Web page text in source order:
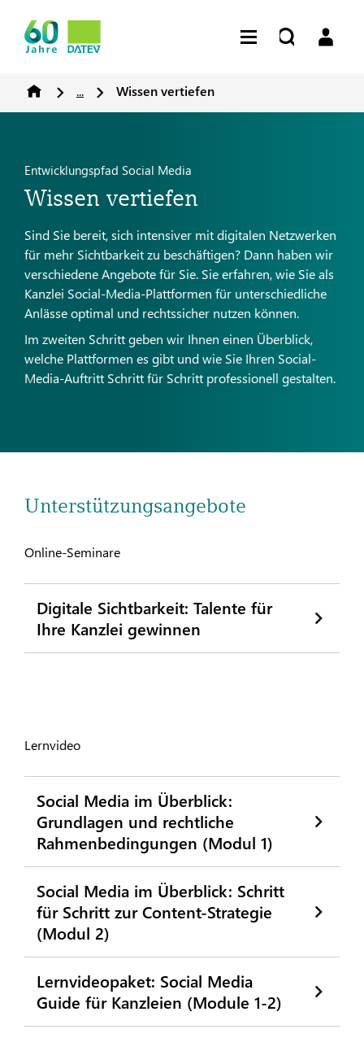
... Wissen vertiefen
Entwicklungspfad Social Media
Wissen vertiefen
Sind Sie bereit, sich intensiver mit digitalen Netzwerken
für mehr Sichtbarkeit zu beschäftigen? Dann haben wir
verschiedene Angebote für Sie. Sie erfahren, wie Sie als
Kanzlei Social-Media-Plattformen für unterschiedliche
Anlässe optimal und rechtssicher nutzen können.
Im zweiten Schritt geben wir Ihnen einen Überblick,
welche Plattformen es gibt und wie Sie Ihren Social-
Media-Auftritt Schritt für Schritt professionell gestalten.
Unterstützungsangebote
Online-Seminare
Digitale Sichtbarkeit: Talente für
Ihre Kanzlei gewinnen
Lernvideo
Social Media im Überblick:
Grundlagen und rechtliche
Rahmenbedingungen (Modul 1)
Social Media im Überblick: Schritt
für Schritt zur Content-Strategie
(Modul 2)
Lernvideopaket: Social Media
Guide für Kanzleien (Module 1-2)